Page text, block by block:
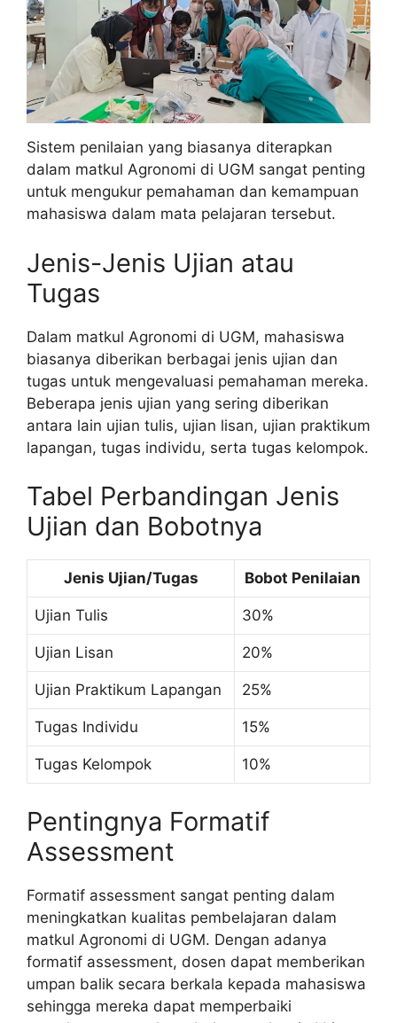
Sistem penilaian yang biasanya diterapkan
dalam matkul Agronomi di UGM sangat penting
untuk mengukur pemahaman dan kemampuan
mahasiswa dalam mata pelajaran tersebut.
Jenis-Jenis Ujian atau
Tugas
Dalam matkul Agronomi di UGM, mahasiswa
biasanya diberikan berbagai jenis ujian dan
tugas untuk mengevaluasi pemahaman mereka.
Beberapa jenis ujian yang sering diberikan
antara lain ujian tulis, ujian lisan, ujian praktikum
lapangan, tugas individu, serta tugas kelompok.
Tabel Perbandingan Jenis
Ujian dan Bobotnya
Jenis Ujian/Tugas Bobot Penilaian
Ujian Tulis 30%
Ujian Lisan 20%
Ujian Praktikum Lapangan 25%
Tugas Individu 15%
Tugas Kelompok 10%
Pentingnya Formatif
Assessment
Formatif assessment sangat penting dalam
meningkatkan kualitas pembelajaran dalam
matkul Agronomi di UGM. Dengan adanya
formatif assessment, dosen dapat memberikan
umpan balik secara berkala kepada mahasiswa
sehingga mereka dapat memperbaiki